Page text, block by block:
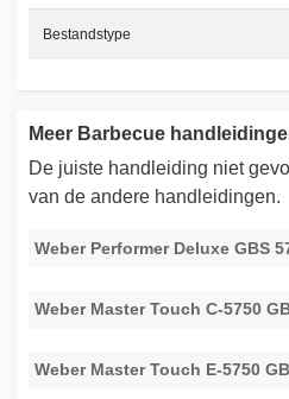
Bestandstype
Meer Barbecue
De juiste handleiding niet
van de andere handleidingen.
Weber Performer Deluxe GBS
Weber Master Touch C-5750
Weber Master Touch E-5750